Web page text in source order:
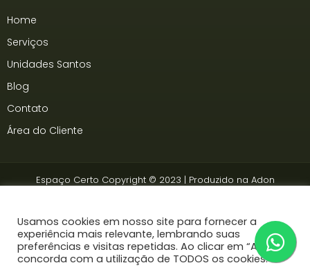
Home
Serviços
Unidades Santos
Blog
Contato
Área do Cliente
Espaço Certo Copyright © 2023 | Produzido na Adon
Usamos cookies em nosso site para fornecer a
experiência mais relevante, lembrando suas
preferências e visitas repetidas. Ao clicar em “Aceitar”,
concorda com a utilização de TODOS os cookies.